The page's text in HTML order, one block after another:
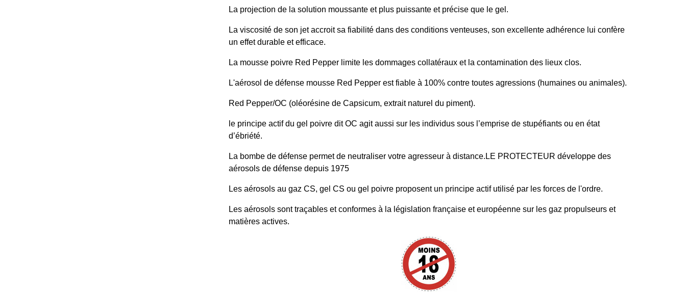
La projection de la solution moussante et plus puissante et précise que le gel.
La viscosité de son jet accroit sa fiabilité dans des conditions venteuses, son excellente adhérence lui confère
un effet durable et efficace.
La mousse poivre Red Pepper limite les dommages collatéraux et la contamination des lieux clos.
L'aérosol de défense mousse Red Pepper est fiable à 100% contre toutes agressions (humaines ou animales).
Red Pepper/OC (oléorésine de Capsicum, extrait naturel du piment).
le principe actif du gel poivre dit OC agit aussi sur les individus sous l’emprise de stupéfiants ou en état
d’ébriété.
La bombe de défense permet de neutraliser votre agresseur à distance.LE PROTECTEUR développe des
aérosols de défense depuis 1975
Les aérosols au gaz CS, gel CS ou gel poivre proposent un principe actif utilisé par les forces de l'ordre.
Les aérosols sont traçables et conformes à la législation française et européenne sur les gaz propulseurs et
matières actives.